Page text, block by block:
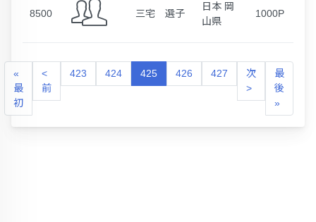
8500 三宅 選子
日本 岡
山県
1000P
«
最
初
<
前
423 424 425 426 427
次
>
最
後
»